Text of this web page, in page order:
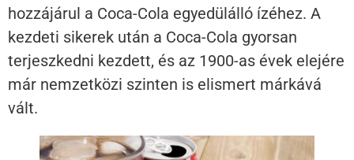
hozzájárul a Coca-Cola egyedülálló ízéhez. A
kezdeti sikerek után a Coca-Cola gyorsan
terjeszkedni kezdett, és az 1900-as évek elejére
már nemzetközi szinten is elismert márkává
vált.